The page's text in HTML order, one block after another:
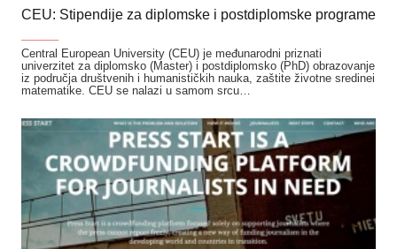
CEU: Stipendije za diplomske i postdiplomske programe
Central European University (CEU) je međunarodni priznati
univerzitet za diplomsko (Master) i postdiplomsko (PhD) obrazovanje
iz područja društvenih i humanističkih nauka, zaštite životne sredinei
matematike. CEU se nalazi u samom srcu…